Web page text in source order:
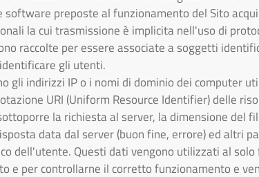
preposte al funzionamento del Sito
la cui trasmissione è implicita nell'uso di
raccolte per essere associate a soggetti
gli utenti.
gli indirizzi IP o i nomi di dominio dei computer
URI (Uniform Resource Identifier) delle
la richiesta al server, la dimensione del
data dal server (buon fine, errore) ed altri
dell'utente. Questi dati vengono utilizzati al
e per controllarne il corretto funzionamento e